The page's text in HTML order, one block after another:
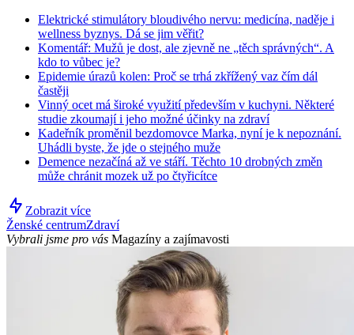
Elektrické stimulátory bloudivého nervu: medicína, naděje i
wellness byznys. Dá se jim věřit?
Komentář: Mužů je dost, ale zjevně ne „těch správných“. A
kdo to vůbec je?
Epidemie úrazů kolen: Proč se trhá zkřížený vaz čím dál
častěji
Vinný ocet má široké využití především v kuchyni. Některé
studie zkoumají i jeho možné účinky na zdraví
Kadeřník proměnil bezdomovce Marka, nyní je k nepoznání.
Uhádli byste, že jde o stejného muže
Demence nezačíná až ve stáří. Těchto 10 drobných změn
může chránit mozek už po čtyřicítce
Zobrazit více
Ženské centrumZdraví
Vybrali jsme pro vás Magazíny a zajímavosti